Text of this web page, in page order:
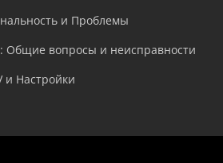
и Проблемы
вопросы и неисправности
и Настройки